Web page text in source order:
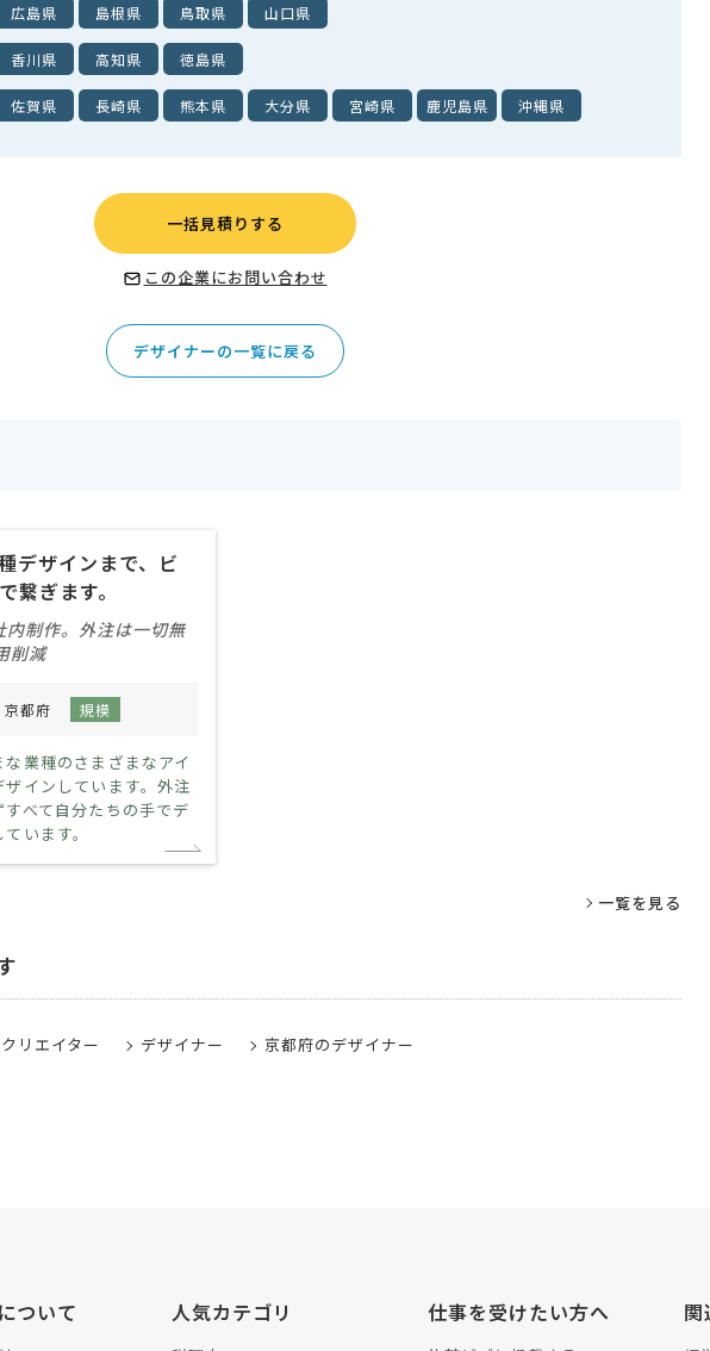
広島県 島根県 鳥取県 山口県
香川県 高知県 徳島県
佐賀県 長崎県 熊本県 大分県 宮崎県 鹿児島県 沖縄県
一括見積りする
この企業にお問い合わせ
デザイナーの一覧に戻る
デザインまで、ビ
繋ぎます。
制作。外注は一切無
削減
京都府 規模
な業種のさまざまなアイ
ザインしています。外注
すべて自分たちの手でデ
います。
一覧を見る
リエイター デザイナー 京都府のデザイナー
ついて 人気カテゴリ 仕事を受けたい方へ 関